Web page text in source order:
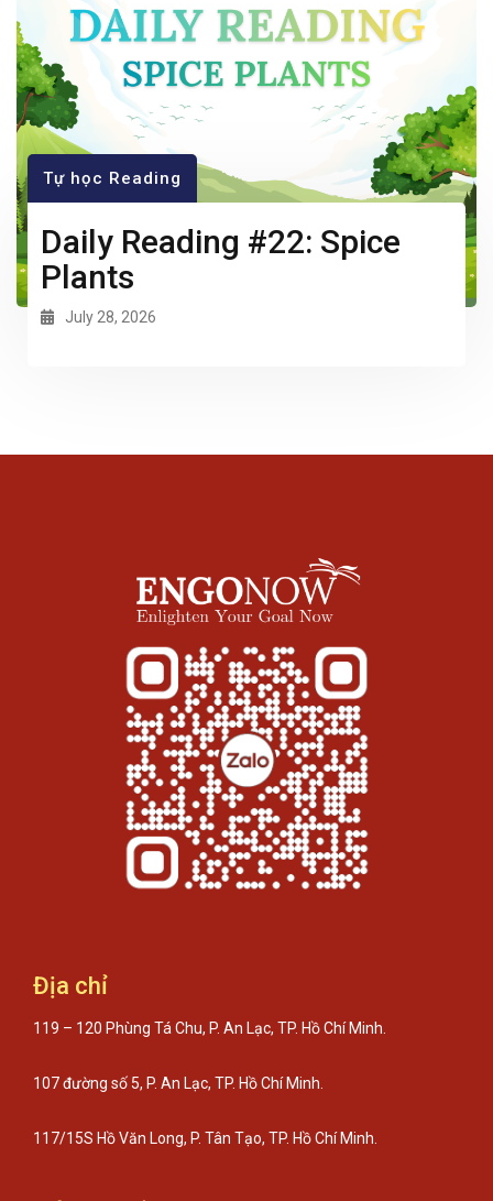
Tự học Reading
Daily Reading #22: Spice
Plants
July 28, 2026
Địa chỉ
119 – 120 Phùng Tá Chu, P. An Lạc, TP. Hồ Chí Minh.
107 đường số 5, P. An Lạc, TP. Hồ Chí Minh.
117/15S Hồ Văn Long, P. Tân Tạo, TP. Hồ Chí Minh.